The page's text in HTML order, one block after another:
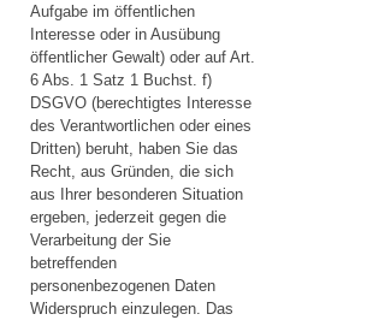
Aufgabe im öffentlichen
Interesse oder in Ausübung
öffentlicher Gewalt) oder auf Art.
6 Abs. 1 Satz 1 Buchst. f)
DSGVO (berechtigtes Interesse
des Verantwortlichen oder eines
Dritten) beruht, haben Sie das
Recht, aus Gründen, die sich
aus Ihrer besonderen Situation
ergeben, jederzeit gegen die
Verarbeitung der Sie
betreffenden
personenbezogenen Daten
Widerspruch einzulegen. Das